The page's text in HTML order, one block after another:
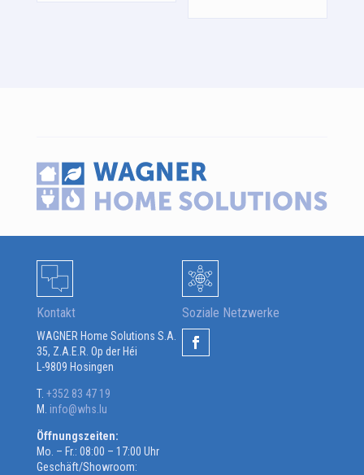
Kontakt
WAGNER Home Solutions S.A.
35, Z.A.E.R. Op der Héi
L-9809 Hosingen
T. +352 83 47 19
M. info@whs.lu
Öffnungszeiten:
Mo. – Fr.: 08:00 – 17:00 Uhr
Geschäft/Showroom:
Soziale Netzwerke